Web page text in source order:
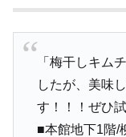
「梅干しキム
したが、美味
す！！！ぜひ
■本館地下1階/